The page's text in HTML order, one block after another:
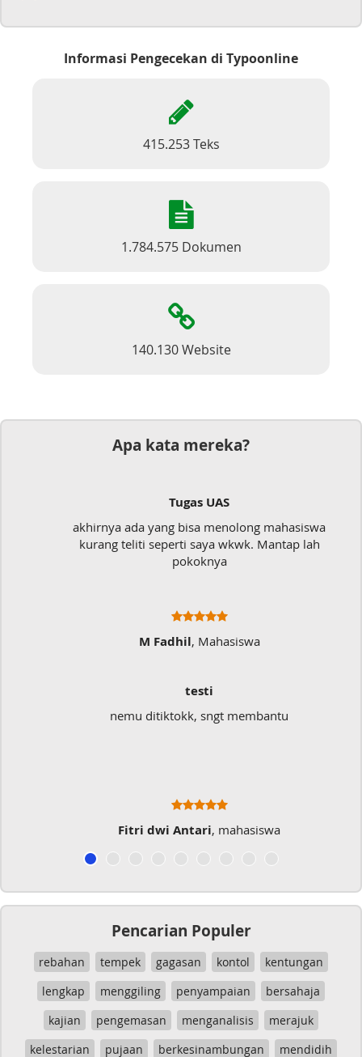
Informasi Pengecekan di Typoonline
415.253 Teks
1.784.575 Dokumen
140.130 Website
Apa kata mereka?
Tugas UAS
akhirnya ada yang bisa menolong mahasiswa
kurang teliti seperti saya wkwk. Mantap lah
pokoknya
M Fadhil, Mahasiswa
nemu ditiktokk, sngt membantu
Fitri dwi Antari , mahasiswa
Pencarian Populer
rebahan tempek gagasan kontol
kentungan
lengkap
menggiling penyampaian
bersahaja
kajian
pengemasan menganalisis
merajuk
kelestarian
pujaan berkesinambungan mendidih